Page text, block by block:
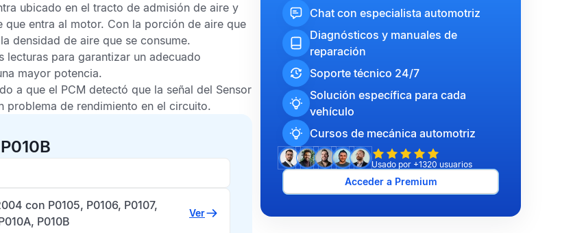
ubicado en el tracto de admisión de aire y
entra al motor. Con la porción de aire que
densidad de aire que se consume.
lecturas para garantizar un adecuado
mayor potencia.
a que el PCM detectó que la señal del Sensor
problema de rendimiento en el circuito.
con P0105, P0106, P0107,
P010B
Ver
Chat con especialista automotriz
Diagnósticos y manuales de
reparación
Soporte técnico 24/7
Solución específica para cada
vehículo
Cursos de mecánica automotriz
Usado por +1320 usuarios
Acceder a Premium